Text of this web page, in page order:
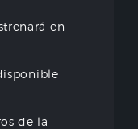
en
de la